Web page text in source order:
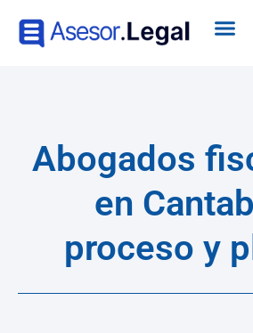
Abogados
en
proceso y